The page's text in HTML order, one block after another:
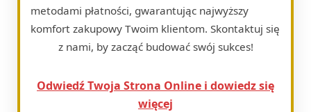
metodami płatności, gwarantując najwyższy
komfort zakupowy Twoim klientom. Skontaktuj się
z nami, by zacząć budować swój sukces!
Odwiedź Twoja Strona Online i dowiedz się
więcej